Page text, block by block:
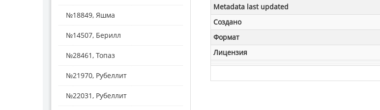
Metadata last updated
Создано
Формат
Лицензия
№18849, Яшма
№14507, Берилл
№28461, Топаз
№21970, Рубеллит
№22031, Рубеллит